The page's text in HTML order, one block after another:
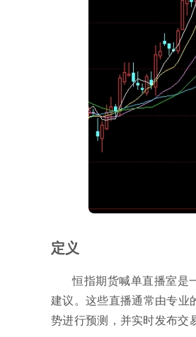
定义
恒指期货喊单直播室是
建议。这些直播通常由专业
势进行预测，并实时发布交